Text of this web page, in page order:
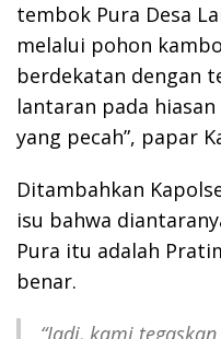
tembok Pura Desa
melalui pohon
berdekatan dengan
lantaran pada
yang pecah”, papar
Ditambahkan
isu bahwa
Pura itu adalah
benar.